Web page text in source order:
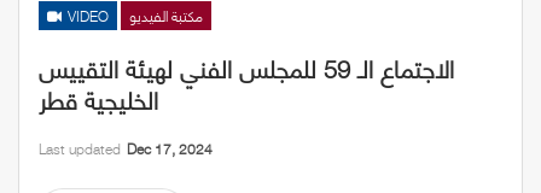
VIDEO مكتبة الفيديو
الاجتماع الـ 59 للمجلس الفني لهيئة التقييس
الخليجية قطر
Last updated Dec 17, 2024